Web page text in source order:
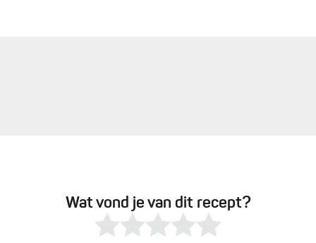
Wat vond je van dit recept?